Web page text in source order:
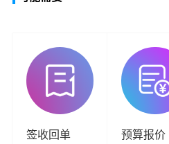
签收回单 预算报价